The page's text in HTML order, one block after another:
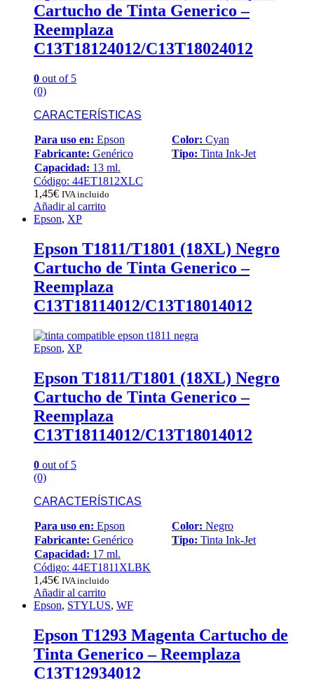
Cartucho de Tinta Generico –
Reemplaza
C13T18124012/C13T18024012
0 out of 5
(0)
CARACTERÍSTICAS
Para uso en: Epson Color: Cyan
Fabricante: Genérico Tipo: Tinta Ink-Jet
Capacidad: 13 ml.
Código: 44ET1812XLC
1,45€ IVA incluido
Añadir al carrito
Epson, XP
Epson T1811/T1801 (18XL) Negro
Cartucho de Tinta Generico –
Reemplaza
C13T18114012/C13T18014012
Epson, XP
Epson T1811/T1801 (18XL) Negro
Cartucho de Tinta Generico –
Reemplaza
C13T18114012/C13T18014012
0 out of 5
(0)
CARACTERÍSTICAS
Para uso en: Epson Color: Negro
Fabricante: Genérico Tipo: Tinta Ink-Jet
Capacidad: 17 ml.
Código: 44ET1811XLBK
1,45€ IVA incluido
Añadir al carrito
Epson, STYLUS, WF
Epson T1293 Magenta Cartucho de
Tinta Generico – Reemplaza
C13T12934012